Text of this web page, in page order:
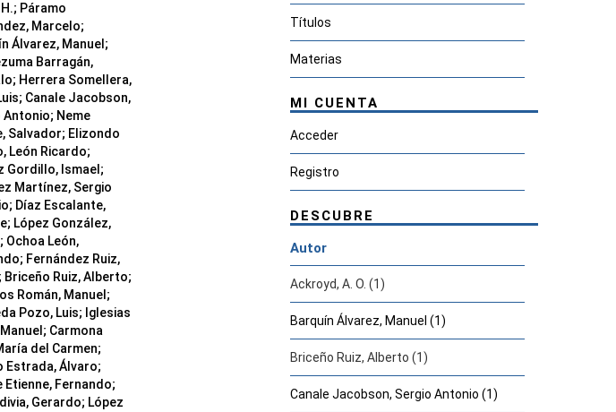
Páramo
Marcelo;
Álvarez, Manuel;
Barragán,
Herrera Somellera,
Canale Jacobson,
Antonio; Neme
Salvador; Elizondo
León Ricardo;
Gordillo, Ismael;
Martínez, Sergio
Díaz Escalante,
López González,
Ochoa León,
Fernández Ruiz,
Briceño Ruiz, Alberto;
Román, Manuel;
Pozo, Luis; Iglesias
Carmona
del Carmen;
Estrada, Álvaro;
Etienne, Fernando;
Gerardo; López
Títulos
Materias
MI CUENTA
Acceder
Registro
DESCUBRE
Autor
Ackroyd, A. O. (1)
Barquín Álvarez, Manuel (1)
Briceño Ruiz, Alberto (1)
Canale Jacobson, Sergio Antonio (1)